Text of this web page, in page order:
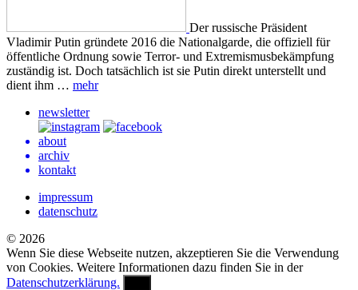
Der russische Präsident
Vladimir Putin gründete 2016 die Nationalgarde, die offiziell für
öffentliche Ordnung sowie Terror- und Extremismusbekämpfung
zuständig ist. Doch tatsächlich ist sie Putin direkt unterstellt und
dient ihm … mehr
newsletter
about
archiv
kontakt
impressum
datenschutz
© 2026
Wenn Sie diese Webseite nutzen, akzeptieren Sie die Verwendung
von Cookies. Weitere Informationen dazu finden Sie in der
Datenschutzerklärung.